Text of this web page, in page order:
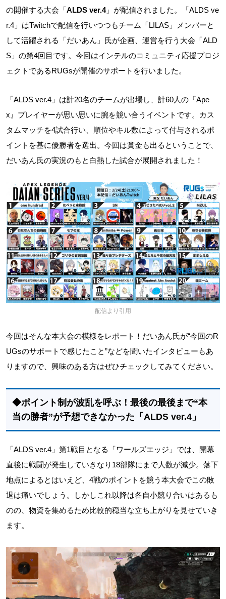
の開催する大会「ALDS ver.4」が配信されました。「ALDS ve
r.4」はTwitchで配信を行いつつもチーム「LILAS」メンバーと
して活躍される「だいあん」氏が企画、運営を行う大会「ALD
S」の第4回目です。今回はインテルのコミュニティ応援プロジ
ェクトであるRUGsが開催のサポートを行いました。
「ALDS ver.4」は計20名のチームが出場し、計60人の『Ape
x』プレイヤーが思い思いに腕を競い合うイベントです。カス
タムマッチを4試合行い、順位やキル数によって付与されるポ
イントを基に優勝者を選出。今回は賞金も出るということで、
だいあん氏の実況のもと白熱した試合が展開されました！
配信より引用
今回はそんな本大会の模様をレポート！だいあん氏が“今回のR
UGsのサポートで感じたこと”などを聞いたインタビューもあ
りますので、興味のある方はぜひチェックしてみてください。
◆ポイント制が波乱を呼ぶ！最後の最後まで“本
当の勝者”が予想できなかった「ALDS ver.4」
「ALDS ver.4」第1戦目となる「ワールズエッジ」では、開幕
直後に戦闘が発生していきなり18部隊にまで人数が減少。落下
地点によるとはいえど、4戦のポイントを競う本大会でこの敗
退は痛いでしょう。しかしこれ以降は各自小競り合いはあるも
のの、物資を集めるため比較的穏当な立ち上がりを見せていき
ます。